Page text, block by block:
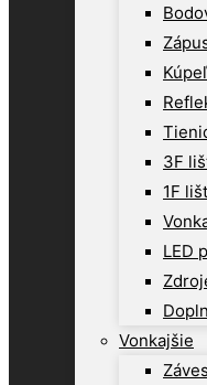
3F
1F
LED
Vonkajšie